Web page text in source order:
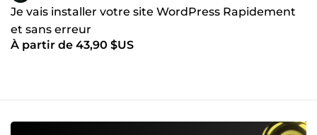
Je vais installer votre site WordPress Rapidement
et sans erreur
À partir de 43,90 $US